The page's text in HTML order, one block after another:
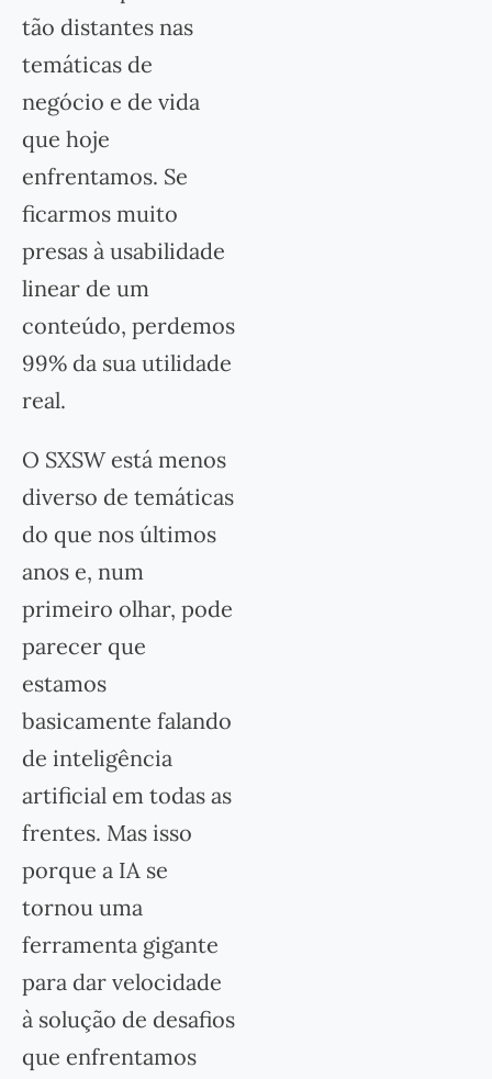
tão distantes nas
temáticas de
negócio e de vida
que hoje
enfrentamos. Se
ficarmos muito
presas à usabilidade
linear de um
conteúdo, perdemos
99% da sua utilidade
real.
O SXSW está menos
diverso de temáticas
do que nos últimos
anos e, num
primeiro olhar, pode
parecer que
estamos
basicamente falando
de inteligência
artificial em todas as
frentes. Mas isso
porque a IA se
tornou uma
ferramenta gigante
para dar velocidade
à solução de desafios
que enfrentamos